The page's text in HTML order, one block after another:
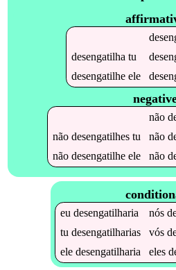
desengatilha tu
desengatilheele
não
não desengatilhestu não
não desengatilheele não
eu desengatilharia nós
tu desengatilharias vós
ele desengatilharia eles